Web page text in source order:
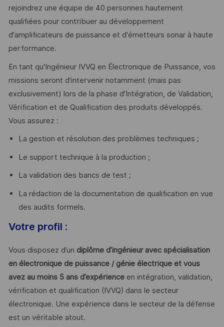
rejoindrez une équipe de 40 personnes hautement
qualifiées pour contribuer au développement
d'amplificateurs de puissance et d'émetteurs sonar à haute
performance.
En tant qu'Ingénieur IVVQ en Électronique de Puissance, vos
missions seront d'intervenir notamment (mais pas
exclusivement) lors de la phase d'Intégration, de Validation,
Vérification et de Qualification des produits développés.
Vous assurez :
La gestion et résolution des problèmes techniques ;
Le support technique à la production ;
La validation des bancs de test ;
La rédaction de la documentation de qualification en vue
des audits formels.
Votre profil :
Vous disposez d’un diplôme d’ingénieur avec spécialisation
en électronique de puissance / génie électrique et vous
avez au moins 5 ans d’expérienceen intégration, validation,
vérification et qualification (IVVQ) dans le secteur
électronique. Une expérience dans le secteur de la défense
est un véritable atout.